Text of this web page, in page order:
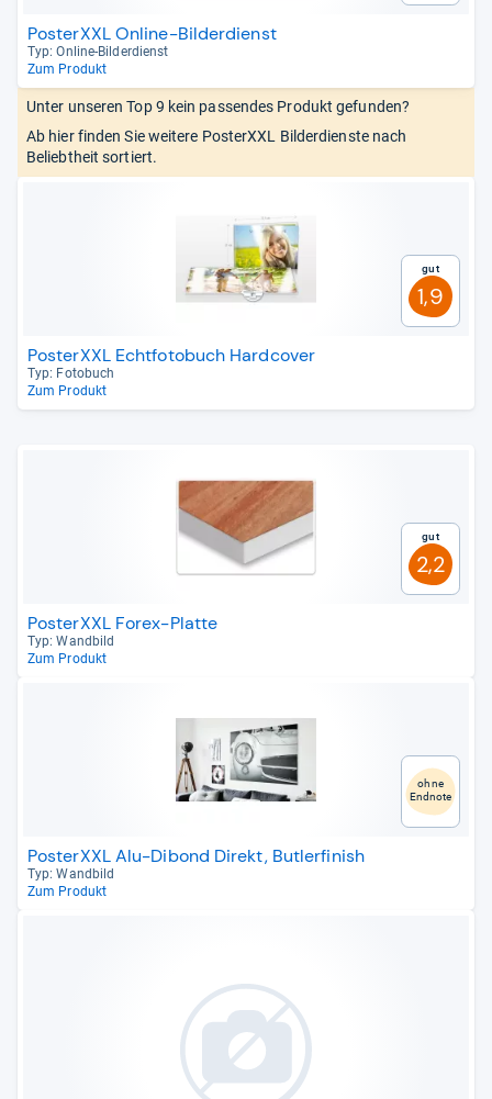
PosterXXL Online-Bilderdienst
Typ: Online-​Bil­der­dienst
Zum Produkt
Unter unseren Top 9 kein passendes Produkt gefunden?
Ab hier finden Sie weitere PosterXXL Bilderdienste nach
Beliebtheit sortiert.
Gut
1,9
PosterXXL Echtfotobuch Hardcover
Typ: Foto­buch
Zum Produkt
Gut
2,2
PosterXXL Forex-Platte
Typ: Wand­bild
Zum Produkt
ohne
Endnote
PosterXXL Alu-Dibond Direkt, Butlerfinish
Typ: Wand­bild
Zum Produkt